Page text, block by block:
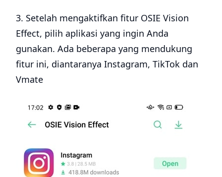
3. Setelah mengaktifkan fitur OSIE Vision
Effect, pilih aplikasi yang ingin Anda
gunakan. Ada beberapa yang mendukung
fitur ini, diantaranya Instagram, TikTok dan
Vmate